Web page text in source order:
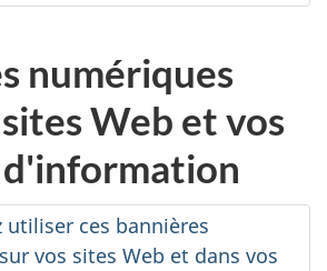
numériques
Web et vos
utiliser ces bannières
vos sites Web et dans vos